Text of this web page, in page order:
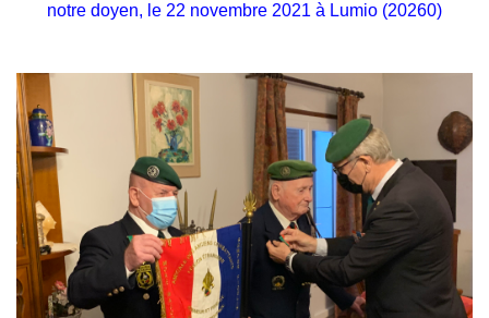
notre doyen, le 22 novembre 2021 à Lumio (20260)